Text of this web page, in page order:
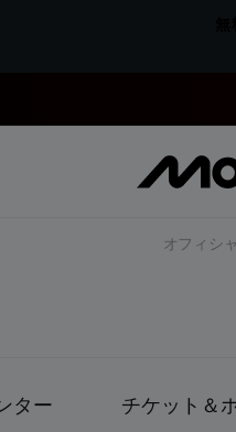
オフィシ
ター チケット＆